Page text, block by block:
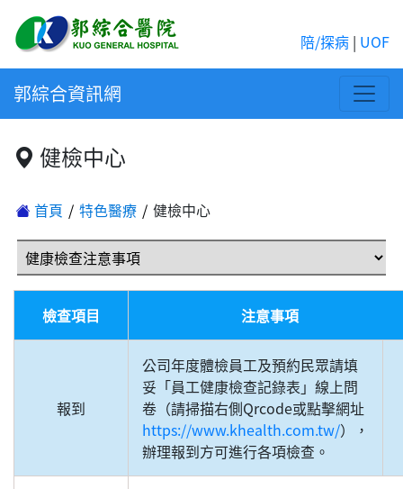
陪/探病 | UOF
郭綜合資訊網
健檢中心
首頁 特色醫療 健檢中心
檢查項目 注意事項
報到
公司年度體檢員工及預約民眾請填
妥「員工健康檢查記錄表」線上問
卷（請掃描右側Qrcode或點擊網址
https://www.khealth.com.tw/），
辦理報到方可進行各項檢查。